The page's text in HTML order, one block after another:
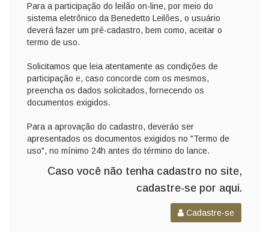
Para a participação do leilão on-line, por meio do
sistema eletrônico da Benedetto Leilões, o usuário
deverá fazer um pré-cadastro, bem como, aceitar o
termo de uso.
Solicitamos que leia atentamente as condições de
participação e, caso concorde com os mesmos,
preencha os dados solicitados, fornecendo os
documentos exigidos.
Para a aprovação do cadastro, deveráo ser
apresentados os documentos exigidos no "Termo de
uso", no mínimo 24h antes do término do lance.
Caso você não tenha cadastro no site,
cadastre-se por aqui.
Cadastre-se